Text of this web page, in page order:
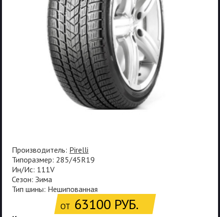
Производитель: Pirelli
Типоразмер: 285/45R19
Ин/Ис: 111V
Сезон: Зима
Тип шины: Нешипованная
ОТ 63100 РУБ.